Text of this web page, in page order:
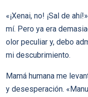
«¡Xenai, no! ¡Sal de
mí. Pero ya era
olor peculiar y, debo
mi descubrimiento.
Mamá humana me
y desesperación.